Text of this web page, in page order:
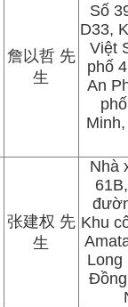
詹以哲 先
生
Số
D33,
Việt
phố
An
张建权 先
生
Nhà
Khu
Long